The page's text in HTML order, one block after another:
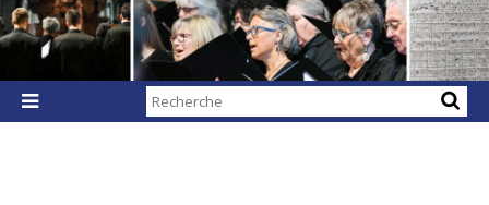

Chercher par
Recherche